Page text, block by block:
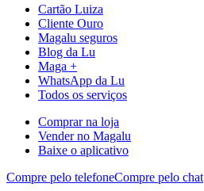
Cartão Luiza
Cliente Ouro
Magalu seguros
Blog da Lu
Maga +
WhatsApp da Lu
Todos os serviços
Comprar na loja
Vender no Magalu
Baixe o aplicativo
Compre pelo telefoneCompre pelo chat